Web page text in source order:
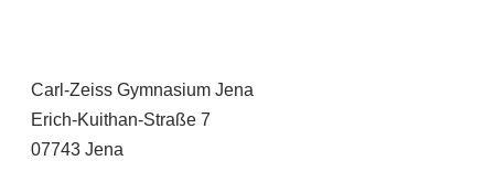
Carl-Zeiss Gymnasium Jena
Erich-Kuithan-Straße 7
07743 Jena